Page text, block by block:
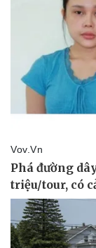
Tư vấn luật